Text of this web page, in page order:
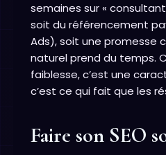
semaines sur «
soit du référencement
Ads), soit une promesse
naturel prend du temps.
faiblesse, c’est une
c’est ce qui fait que les
Faire son SEO